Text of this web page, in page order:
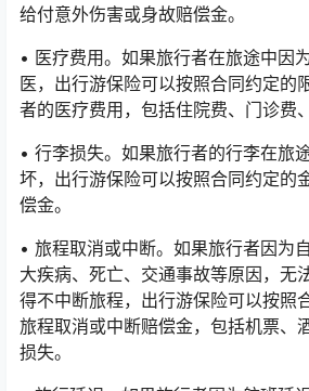
给付意外伤害或身故赔偿金。
• 医疗费用。如果旅行者在旅途中因
医，出行游保险可以按照合同约定的
者的医疗费用，包括住院费、门诊费
• 行李损失。如果旅行者的行李在旅
坏，出行游保险可以按照合同约定的
偿金。
• 旅程取消或中断。如果旅行者因为
大疾病、死亡、交通事故等原因，无
得不中断旅程，出行游保险可以按照
旅程取消或中断赔偿金，包括机票、
损失。